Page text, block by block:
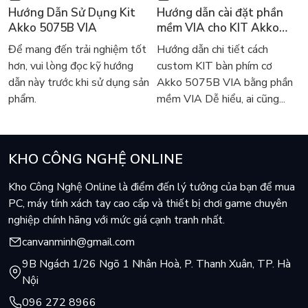
- Một cổng USB 2.0 (dành cho PC)
- Windows 7 trở lên
Kết Nối Kép Linh Hoạt Không Dây 2.4GHz Hoặc Có Dây
USB
Thiết bị thu phát sóng nhỏ nhắn 2.4G mang lại sự tiện lợi khi
chóng.
Hướng Dẫn Sử Dụng Kit
Akko 5075B VIA
Để mang đến trải nghiệm tốt
hơn, vui lòng đọc kỹ hướng
dẫn này trước khi sử dụng sản
phẩm.
Hướng dẫn cài đặt phần
mềm VIA cho KIT Akko
5075B VIA
Hướng dẫn chi tiết cách
custom KIT bàn phím cơ
Akko 5075B VIA bằng phần
mềm VIA Dễ hiểu, ai cũng...
KHO CÔNG NGHỆ ONLINE
Kho Công Nghệ Online là điểm đến lý tưởng của bạn để mua
PC, máy tính xách tay cao cấp và thiết bị chơi game chuyên
nghiệp chính hãng với mức giá cạnh tranh nhất.
canvanminh@gmail.com
9B Ngách 1/26 Ngõ 1 Nhân Hoà, P. Thanh Xuân, TP. Hà
Nội
096 272 8966